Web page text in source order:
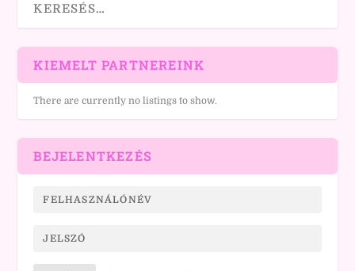
KIEMELT PARTNEREINK
There are currently no listings to show.
BEJELENTKEZÉS